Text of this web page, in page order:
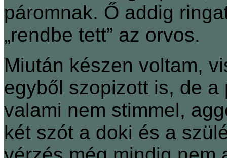
páromnak. Ő addig
„rendbe tett” az orvos.
Miután készen voltam,
egyből szopizott is, de
valami nem stimmel,
két szót a doki és a